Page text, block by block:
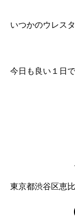
いつかのウレス
今日も良い１日
東京都渋谷区恵